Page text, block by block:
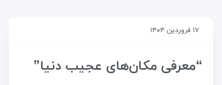
۱۷ فروردین ۱۴۰۴
“معرفی مکان‌های عجیب دنیا”